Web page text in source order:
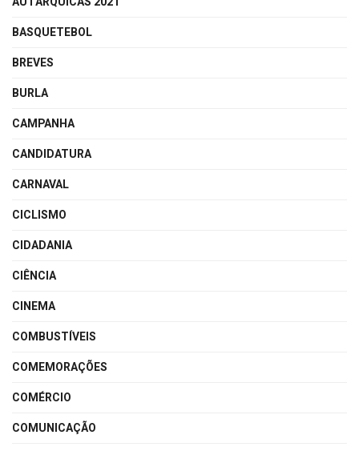
BASQUETEBOL
BREVES
BURLA
CAMPANHA
CANDIDATURA
CARNAVAL
CICLISMO
CIDADANIA
CIÊNCIA
CINEMA
COMBUSTÍVEIS
COMEMORAÇÕES
COMÉRCIO
COMUNICAÇÃO